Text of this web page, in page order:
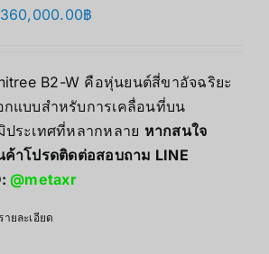
฿
B2-W คือหุ่นยนต์สี่ขาอัจฉริยะ
กแบบสำหรับการเคลื่อนที่บน
ประเทศที่หลากหลาย หากสนใจ
ค้าโปรดติดต่อสอบถาม LINE
@metaxr
รายละเอียด